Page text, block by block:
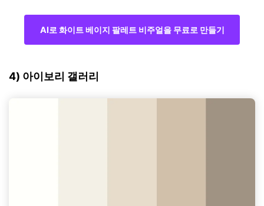
AI로 화이트 베이지 팔레트 비주얼을 무료로 만들기
4) 아이보리 갤러리